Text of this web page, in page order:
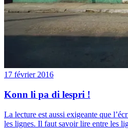
17 février 2016
Konn li pa di lespri !
La lecture est aussi exigeante que
les lignes. Il faut savoir lire entre les